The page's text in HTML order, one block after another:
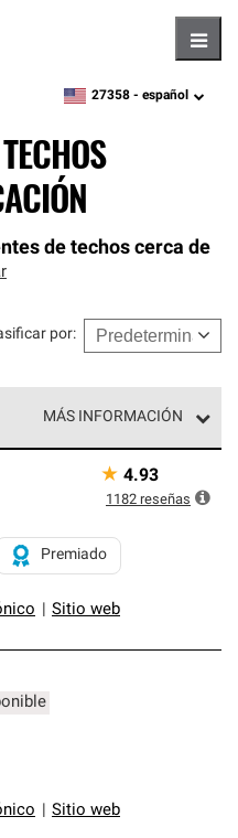
zipcode,language
27358 - español
de techos cerca de
por:
MÁS INFORMACIÓN
de nuestra red
estrictos de
mejor garantía de
Sitio web
Premiado
★ 4.93
1182 reseñas
Sitio web